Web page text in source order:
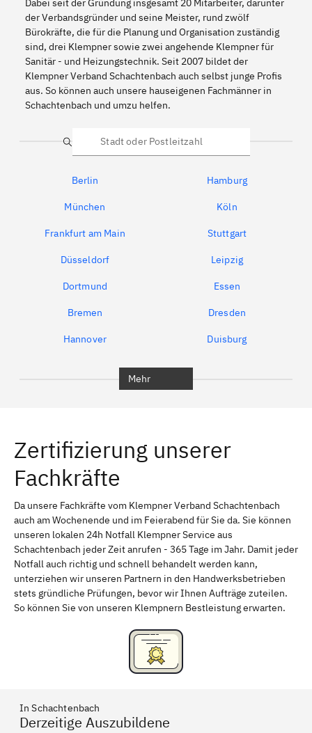
der Verbandsgründer und seine Meister, rund zwölf
Bürokräfte, die für die Planung und Organisation zuständig
sind, drei Klempner sowie zwei angehende Klempner für
Sanitär - und Heizungstechnik. Seit 2007 bildet der
Klempner Verband Schachtenbach auch selbst junge Profis
aus. So können auch unsere hauseigenen Fachmänner in
Schachtenbach und umzu helfen.
Suche
Berlin Hamburg
München Köln
Frankfurt am Main Stuttgart
Düsseldorf Leipzig
Dortmund Essen
Bremen Dresden
Hannover Duisburg
Erlangen Bamberg
Bayreuth
Schweinfurt Passau
Freising Rudelsdorf, Mittelfranken
Mehr
Zertifizierung unserer
Fachkräfte
Da unsere Fachkräfte vom Klempner Verband Schachtenbach
auch am Wochenende und im Feierabend für Sie da. Sie können
unseren lokalen 24h Notfall Klempner Service aus
Schachtenbach jeder Zeit anrufen - 365 Tage im Jahr. Damit jeder
Notfall auch richtig und schnell behandelt werden kann,
unterziehen wir unseren Partnern in den Handwerksbetrieben
stets gründliche Prüfungen, bevor wir Ihnen Aufträge zuteilen.
So können Sie von unseren Klempnern Bestleistung erwarten.
In Schachtenbach
Derzeitige Auszubildene